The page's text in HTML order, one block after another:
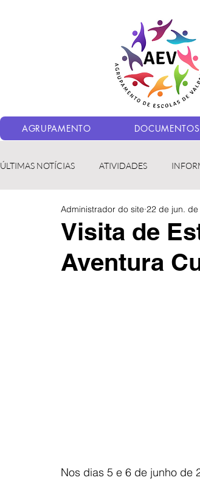
AGRUPAMENTO DOCUMENTOS
ÚLTIMAS NOTÍCIAS ATIVIDADES
Bibliotecas LER fora da Escola
Visita de
Aventura
Administrador do site 22 de jun. de
Nos dias 5 e 6 de junho de